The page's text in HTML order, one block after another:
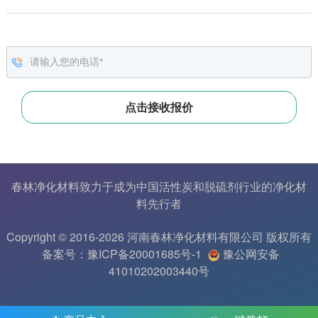
春林净化材料致力于成为中国活性炭和脱硫剂行业的净化材
料先行者
Copyright © 2016-2026 河南春林净化材料有限公司 版权所有
备案号：豫ICP备20001685号-1
豫公网安备
41010202003440号